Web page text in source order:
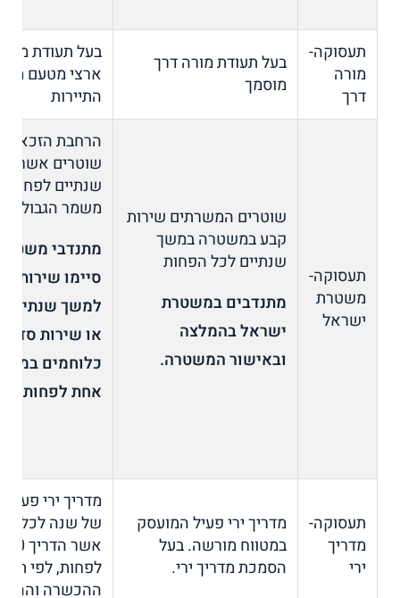
תעסוקה-
מורה
דרך
בעל תעודת מורה דרך
מוסמך
בעל תעודת
ארצי מטעם
התיירות
תעסוקה-
משטרת
ישראל
שוטרים המשרתים שירות
קבע במשטרה במשך
שנתיים לכל הפחות
מתנדבים במשטרת
ישראל בהמלצה
ובאישור המשטרה.
הרחבת הזכאים
שוטרים אשר
שנתיים לפחות
משמר הגבול,
מתנדבי
סיימו שירות
למשך שנתיים
או שירות סדיר
כלוחמים
אחת לפחות.
תעסוקה-
מדריך
ירי
מדריך ירי פעיל המועסק
במטווח מורשה. בעל
הסמכת מדריך ירי.
מדריך ירי
של שנה לכל
לפחות, לפי
ההכשרה